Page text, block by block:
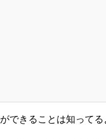
できることは知ってる